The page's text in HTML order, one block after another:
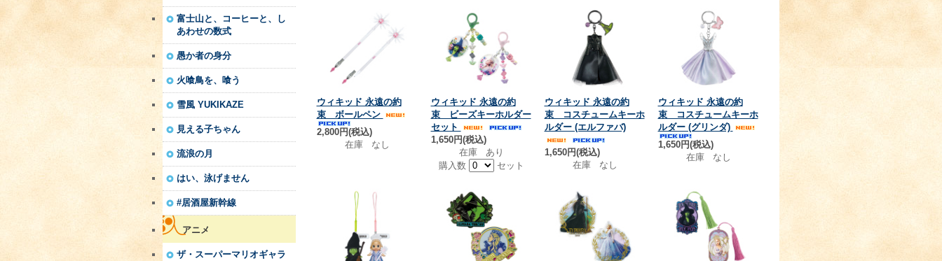
富士山と、コーヒーと、し
あわせの数式
愚か者の身分
火喰鳥を、喰う
雪風 YUKIKAZE
見える子ちゃん
流浪の月
はい、泳げません
#居酒屋新幹線
アニメ
ザ・スーパーマリオギャラ
ウィキッド 永遠の約
束 ボールペン
2,800円(税込)
在庫 なし
ウィキッド 永遠の約
束 ビーズキーホルダー
セット
1,650円(税込)
在庫 あり
購入数
セット
ウィキッド 永遠の約
束 コスチュームキーホ
ルダー (エルファバ)
1,650円(税込)
在庫 なし
ウィキッド 永遠の約
束 コスチュームキーホ
ルダー (グリンダ)
1,650円(税込)
在庫 なし